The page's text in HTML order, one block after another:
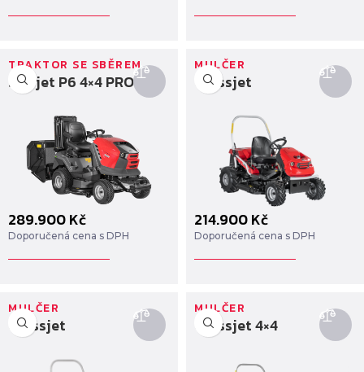
Starjet P6 4×4 PRO
TRAKTOR SE SBĚREM
289.900Kč
Doporučená cena s DPH
Crossjet
MULČER
214.900Kč
Doporučená cena s DPH
Crossjet
MULČER
Crossjet 4×4
MULČER